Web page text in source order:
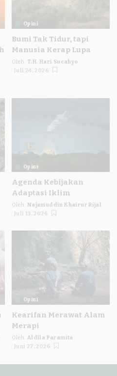
Opini
Bumi Tak Tidur, tapi
Manusia Kerap Lupa
Posted
by
Oleh:
T.H. Hari Sucahyo
Juli 24, 2026
Opini
Agenda Kebijakan
Adaptasi Iklim
Posted
by
Oleh: Najamuddin Khairur Rijal
Juli 13, 2026
Opini
Kearifan Merawat Alam
Merapi
Posted
by
Oleh:
Aldila Paramita
Juni 27, 2026